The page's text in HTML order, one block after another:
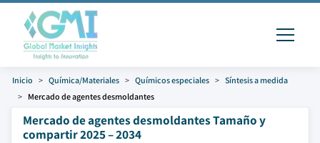
Inicio Química/Materiales Químicos especiales
Síntesis a medida
Mercado de agentes desmoldantes
Mercado de agentes desmoldantes Tamaño y
compartir 2025 – 2034